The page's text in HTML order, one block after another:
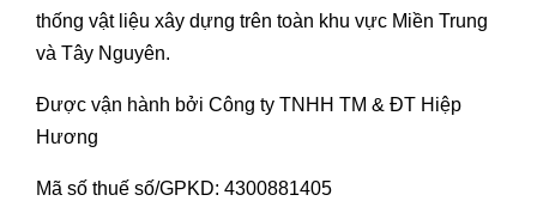
thống vật liệu xây dựng trên toàn khu vực Miền Trung
và Tây Nguyên.
Được vận hành bởi Công ty TNHH TM & ĐT Hiệp
Hương
Mã số thuế số/GPKD: 4300881405